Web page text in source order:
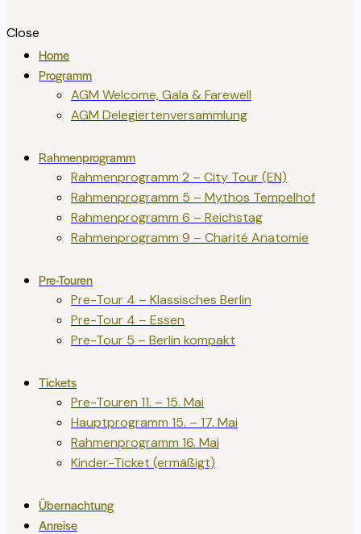
Close
Home
Programm
AGM Welcome, Gala & Farewell
AGM Delegiertenversammlung
Rahmenprogramm
Rahmenprogramm 2 – City Tour (EN)
Rahmenprogramm 5 – Mythos Tempelhof
Rahmenprogramm 6 – Reichstag
Rahmenprogramm 9 – Charité Anatomie
Pre-Touren
Pre-Tour 4 – Klassisches Berlin
Pre-Tour 4 – Essen
Pre-Tour 5 – Berlin kompakt
Tickets
Pre-Touren 11. – 15. Mai
Hauptprogramm 15. – 17. Mai
Rahmenprogramm 16. Mai
Kinder-Ticket (ermäßigt)
Übernachtung
Anreise